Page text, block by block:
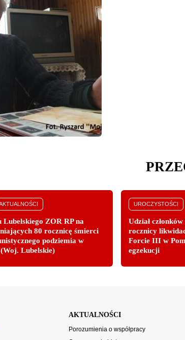
Lubelskiego ZOR RP na
80 rocznicę śmierci
podziemia w
Lubelskie)
UROCZYSTOŚCI
Udział
rocznicy
Forcie III w
egzekucji
AKTUALNOŚCI
Porozumienia o współpracy